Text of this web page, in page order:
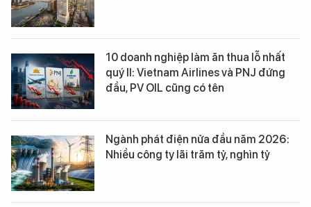
10 doanh nghiệp làm ăn thua lỗ nhất
quý II: Vietnam Airlines và PNJ đứng
đầu, PV OIL cũng có tên
Ngành phát điện nửa đầu năm 2026:
Nhiều công ty lãi trăm tỷ, nghìn tỷ